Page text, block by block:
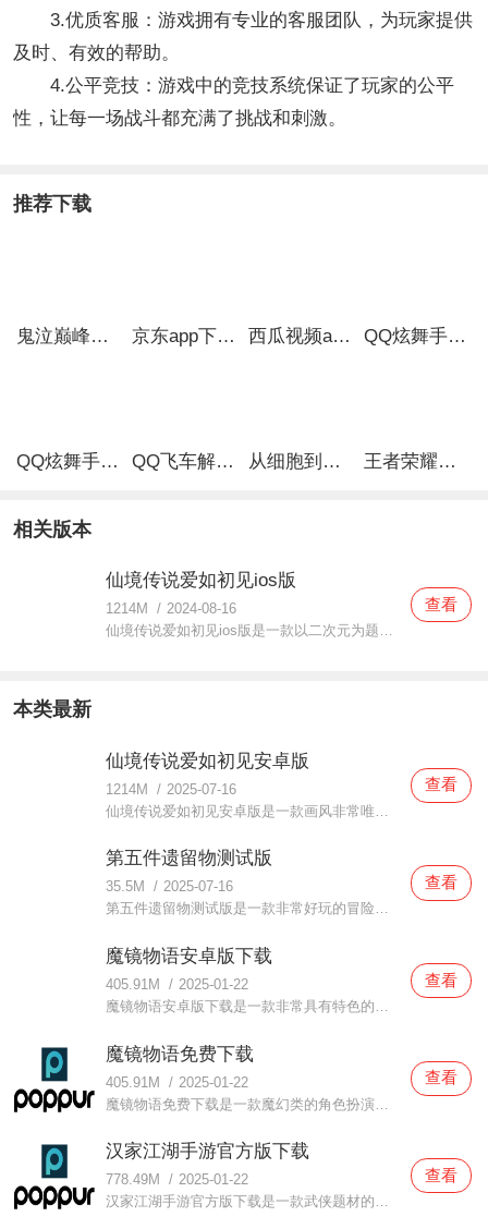
3.优质客服：游戏拥有专业的客服团队，为玩家提供
及时、有效的帮助。
4.公平竞技：游戏中的竞技系统保证了玩家的公平
性，让每一场战斗都充满了挑战和刺激。
推荐下载
鬼泣巅峰之战最新破解版 京东app下载安装 西瓜视频app安卓版 QQ炫舞手游破解版
QQ炫舞手游解锁版 QQ飞车解锁版无限钻石最新版 从细胞到奇点手游 王者荣耀无限点券解锁版
相关版本
仙境传说爱如初见ios版
1214M / 2024-08-16
仙境传说爱如初见ios版是一款以二次元为题材的仙侠游戏，在这款仙境传说爱如初见ios版中玩家可以感受到非常梦幻精美的场景体验，任何时候都可以进行探索，自由度超高，同时还能认识很多有趣好玩的小伙伴，说不定还能邂逅你的那个ta哦，超好玩的仙侠体验玩家们都准备好了吗？抓
查看
本类最新
仙境传说爱如初见安卓版
1214M / 2025-07-16
仙境传说爱如初见安卓版是一款画风非常唯美的仙侠游戏，通过这款仙境传说爱如初见安卓版大家都可以体验到很多有趣的玩法，同时这里面也是打造了非常精美的画风，玩家们都可以时刻沉浸在精彩的剧情中体验，还可以自由的培养神兽，战神更多的敌人哦，超丰富的剧情玩法玩家们
查看
第五件遗留物测试版
35.5M / 2025-07-16
第五件遗留物测试版是一款非常好玩的冒险解谜类型游戏，整个画面内容都十分精美，拥有大量神奇的设计，绝对超乎你的想象，而且游戏的玩法十分简单，各种模式都可以直接在这里选择冒险，大家都可以在这里开启一个全新的探索之旅，还有全新的剧情篇章可以解锁，不断发掘新的
查看
魔镜物语安卓版下载
405.91M / 2025-01-22
魔镜物语安卓版下载是一款非常具有特色的角色扮演类游戏。在这款魔镜物语安卓版下载中玩家们都可以从这里面感受到非常不一样的冒险体验，超多关卡情景都可以让玩家们感受到非常多的乐趣，当你在体验的时候操作也是非常简单的，任何玩家都可以来体验，超爽的体验感，喜欢就
查看
魔镜物语免费下载
405.91M / 2025-01-22
魔镜物语免费下载是一款魔幻类的角色扮演游戏。在这款魔镜物语免费下载中主要是讲述的以魔幻世界为背景的神话故事，在游戏中打造的画风都是采用卡通风格的类型，游戏中还有非常多的童话故事剧情，超多好玩有趣的冒险之旅都在等你来体验哦，小伙伴们都不要错过啦，等你们来
查看
汉家江湖手游官方版下载
778.49M / 2025-01-22
汉家江湖手游官方版下载是一款武侠题材的回合制游戏。在这款汉家江湖手游官方版下载中采用了非常经典的武侠风格体验，超清晰的游戏风格和精美的人物角色，在游戏中玩家可以自由的学习各种门派的功夫，自由度超高，而且玩起来也非常简单的，超多玩家都喜欢体验的，你可不要
查看